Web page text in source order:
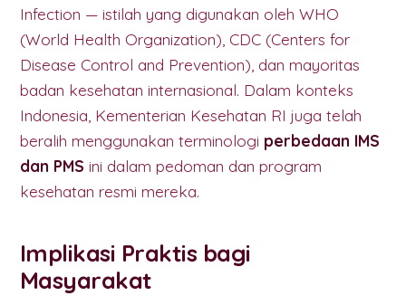
Infection — istilah yang digunakan oleh WHO
(World Health Organization), CDC (Centers for
Disease Control and Prevention), dan mayoritas
badan kesehatan internasional. Dalam konteks
Indonesia, Kementerian Kesehatan RI juga telah
beralih menggunakan terminologi perbedaan IMS
dan PMS ini dalam pedoman dan program
kesehatan resmi mereka.
Implikasi Praktis bagi
Masyarakat